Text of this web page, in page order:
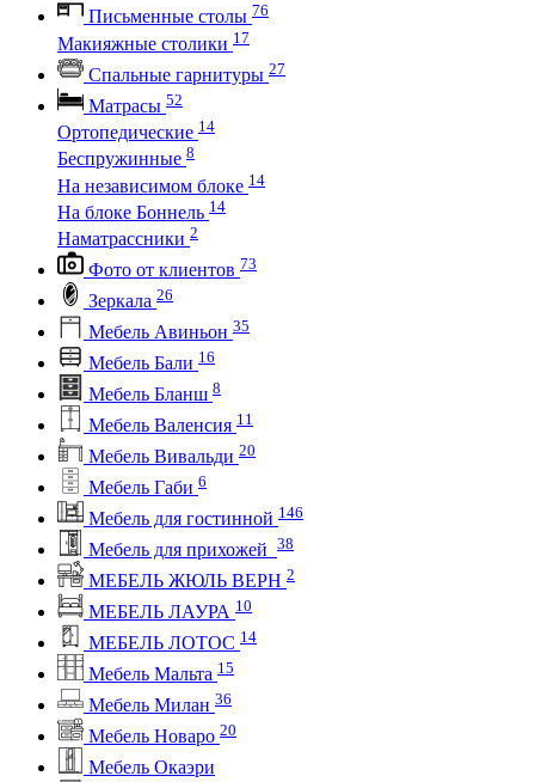
Письменные столы 76
Макияжные столики 17
Спальные гарнитуры 27
Матрасы 52
Ортопедические 14
Беспружинные 8
На независимом блоке 14
На блоке Боннель 14
Наматрассники 2
Фото от клиентов 73
Зеркала 26
Мебель Авиньон 35
Мебель Бали 16
Мебель Бланш 8
Мебель Валенсия 11
Мебель Вивальди 20
Мебель Габи 6
Мебель для гостинной 146
Мебель для прихожей 38
МЕБЕЛЬ ЖЮЛЬ ВЕРН 2
МЕБЕЛЬ ЛАУРА 10
МЕБЕЛЬ ЛОТОС 14
Мебель Мальта 15
Мебель Милан 36
Мебель Новаро 20
Мебель Окаэри